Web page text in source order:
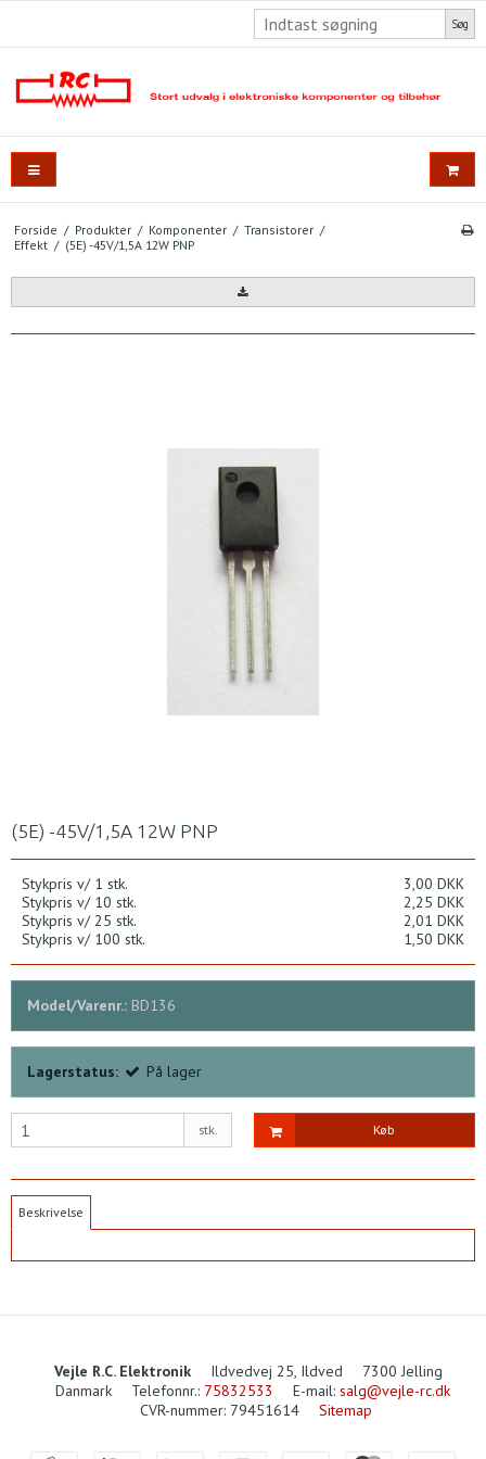
Søg
Forside / Produkter / Komponenter / Transistorer /
Effekt / (5E) -45V/1,5A 12W PNP
(5E) -45V/1,5A 12W PNP
Stykpris v/ 1 stk.
3,00 DKK
Stykpris v/ 10 stk.
2,25 DKK
Stykpris v/ 25 stk.
2,01 DKK
Stykpris v/ 100 stk.
1,50 DKK
Model/Varenr.: BD136
Lagerstatus: På lager
stk. Køb
Beskrivelse
Vejle R.C. Elektronik Ildvedvej 25, Ildved
7300 Jelling
Danmark
Telefonnr.: 75832533 E-mail: salg@vejle-rc.dk
CVR-nummer: 79451614 Sitemap